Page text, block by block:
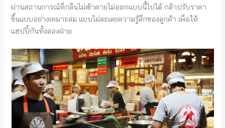
ผ่านสถานการณ์ที่กลืนไม่เข้าคายไม่ออกแบบนี้ไปได้ กล้าปรับราคา
ขึ้นแบบอย่างเหมาะสม แบบไม่ละเลยความรู้สึกของลูกค้า เพื่อให้
แฮปปี้กันทั้งสองฝ่าย